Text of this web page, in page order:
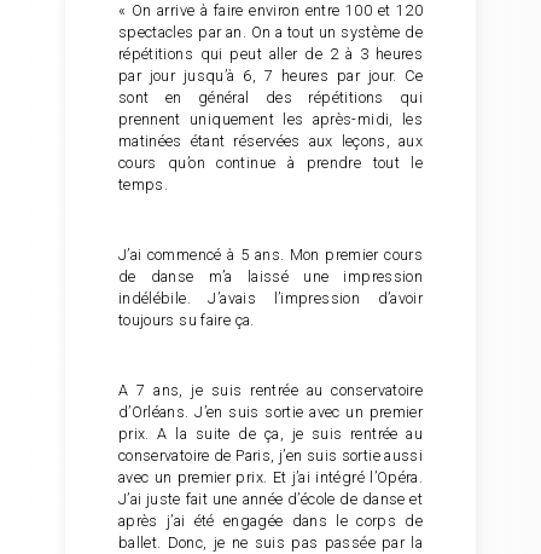
« On arrive à faire environ entre 100 et 120
spectacles par an. On a tout un système de
répétitions qui peut aller de 2 à 3 heures
par jour jusqu’à 6, 7 heures par jour. Ce
sont en général des répétitions qui
prennent uniquement les après-midi, les
matinées étant réservées aux leçons, aux
cours qu’on continue à prendre tout le
temps.
J’ai commencé à 5 ans. Mon premier cours
de danse m’a laissé une impression
indélébile. J’avais l’impression d’avoir
toujours su faire ça.
A 7 ans, je suis rentrée au conservatoire
d’Orléans. J’en suis sortie avec un premier
prix. A la suite de ça, je suis rentrée au
conservatoire de Paris, j’en suis sortie aussi
avec un premier prix. Et j’ai intégré l’Opéra.
J’ai juste fait une année d’école de danse et
après j’ai été engagée dans le corps de
ballet. Donc, je ne suis pas passée par la